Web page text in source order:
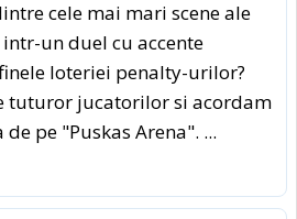
cele mai mari scene ale
un duel cu accente
loteriei penalty-urilor?
tuturor jucatorilor si acordam
pe "Puskas Arena". ...